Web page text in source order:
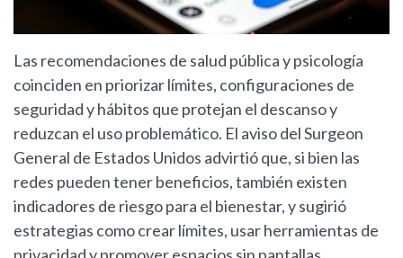
Las recomendaciones de salud pública y psicología
coinciden en priorizar límites, configuraciones de
seguridad y hábitos que protejan el descanso y
reduzcan el uso problemático. El aviso del Surgeon
General de Estados Unidos advirtió que, si bien las
redes pueden tener beneficios, también existen
indicadores de riesgo para el bienestar, y sugirió
estrategias como crear límites, usar herramientas de